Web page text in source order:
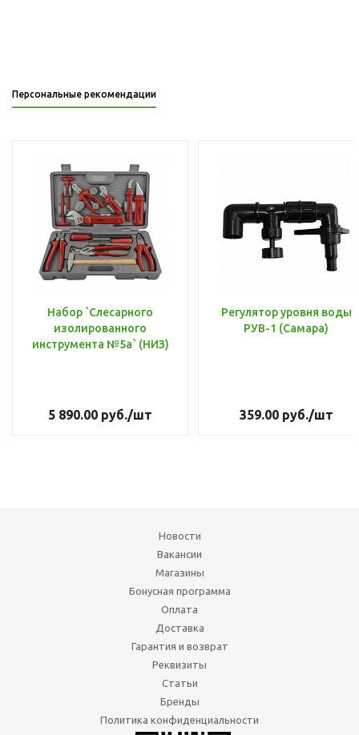
Персональные рекомендации
Набор `Слесарного
изолированного
инструмента №5а` (НИЗ)
5 890.00 руб./шт
Регулятор уровня воды
РУВ-1 (Самара)
359.00руб./шт
Новости
Вакансии
Магазины
Бонусная программа
Оплата
Доставка
Гарантия и возврат
Реквизиты
Статьи
Бренды
Политика конфиденциальности